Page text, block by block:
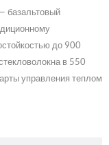
базальтовый
до 900
в 550
управления теплом